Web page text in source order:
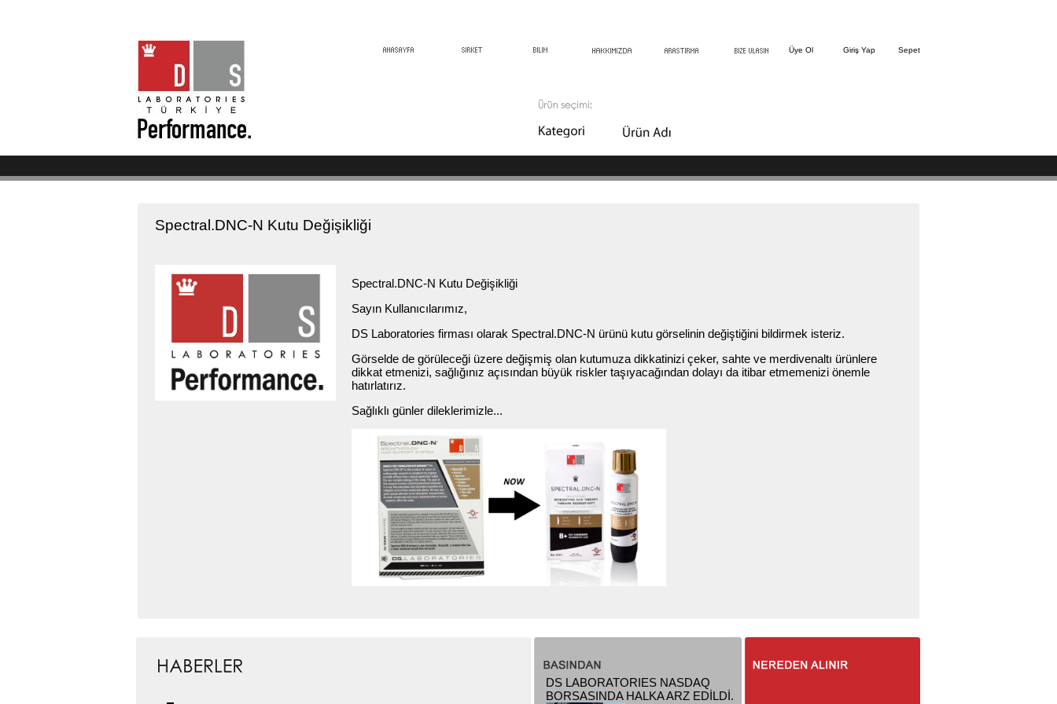
Üye Ol Giriş Yap Sepet
Spectral.DNC-N Kutu Değişikliği
Spectral.DNC-N Kutu Değişikliği
Sayın Kullanıcılarımız,
DS Laboratories firması olarak Spectral.DNC-N ürünü kutu görselinin değiştiğini bildirmek isteriz.
Görselde de görüleceği üzere değişmiş olan kutumuza dikkatinizi çeker, sahte ve merdivenaltı ürünlere
dikkat etmenizi, sağlığınız açısından büyük riskler taşıyacağından dolayı da itibar etmemenizi önemle
hatırlatırız.
Sağlıklı günler dileklerimizle...
DS LABORATORIES NASDAQ
BORSASINDA HALKA ARZ EDİLDİ.